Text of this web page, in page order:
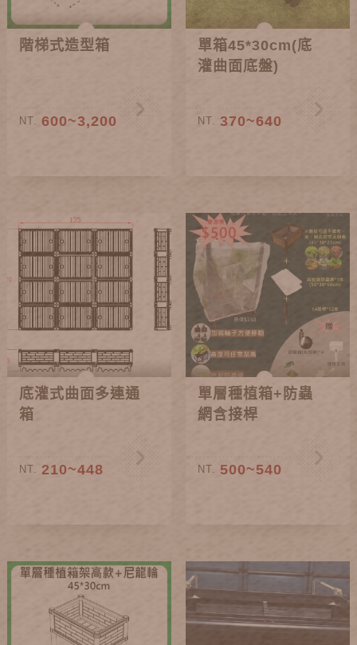
階梯式造型箱
NT. 600~3,200
單箱45*30cm(底
灌曲面底盤)
NT. 370~640
底灌式曲面多連通
箱
NT. 210~448
單層種植箱+防蟲
網含接桿
NT. 500~540